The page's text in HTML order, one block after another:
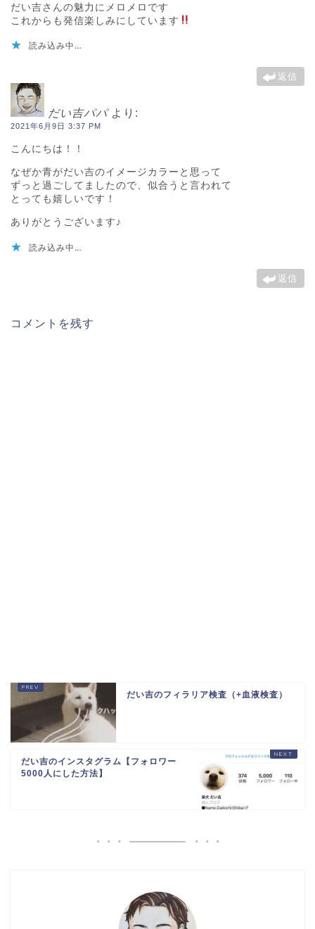
だい吉さんの魅力にメロメロです
これからも発信楽しみにしています
読み込み中…
返信
だい吉パパ より:
2021年6月9日 3:37 PM
こんにちは！！
なぜか青がだい吉のイメージカラーと思って
ずっと過ごしてましたので、似合うと言われて
とっても嬉しいです！
ありがとうございます♪
読み込み中…
返信
コメントを残す
だい吉のフィラリア検査（+血液検査）
だい吉のインスタグラム【フォロワー
5000人にした方法】